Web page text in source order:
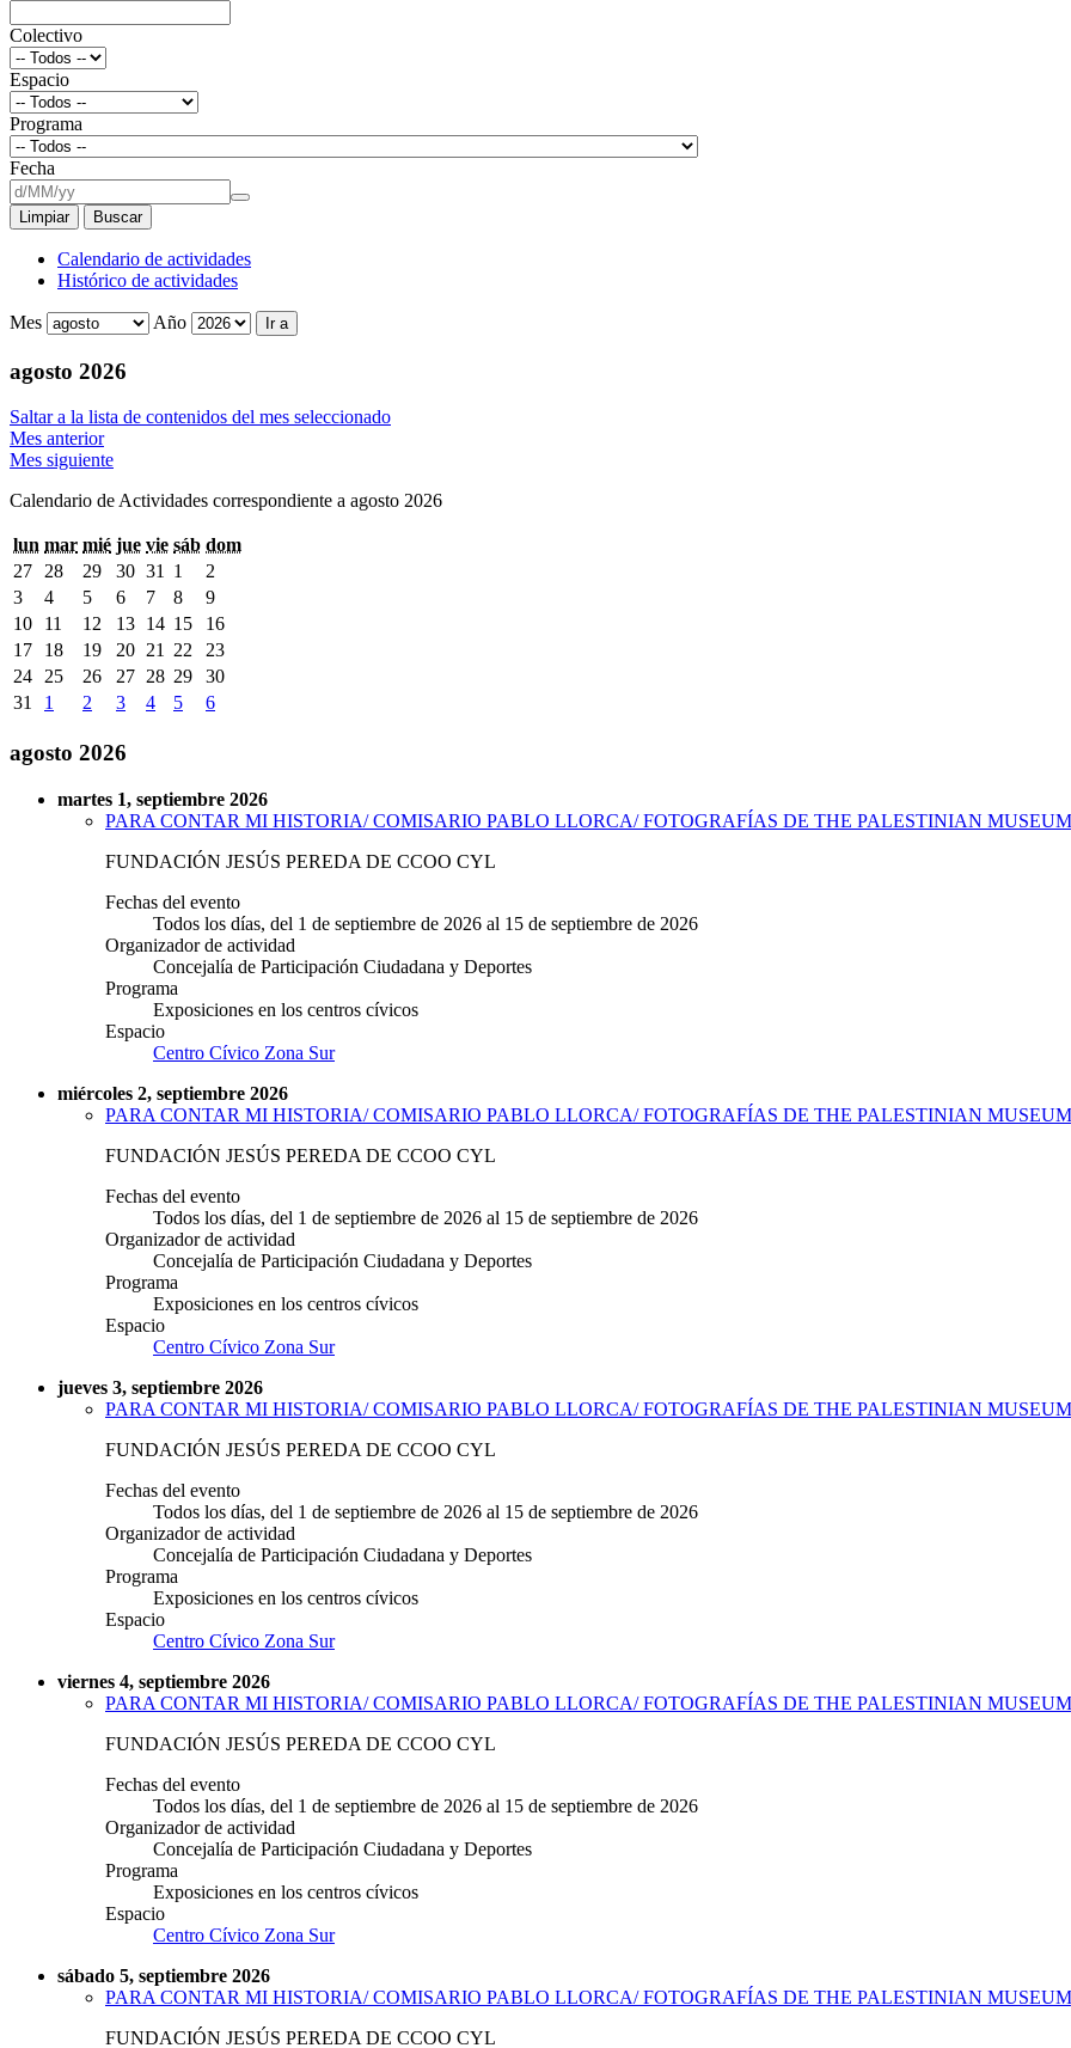
Colectivo
Espacio
Programa
Fecha
Limpiar Buscar
Calendario de actividades
Histórico de actividades
Mes Año Ir a
agosto 2026
Saltar a la lista de contenidos del mes seleccionado
Mes anterior
Mes siguiente
Calendario de Actividades correspondiente a agosto 2026
lun mar mié jue vie sáb dom
27
28 29 30 31 1
2
3
4 5 6 7 8
9
10
11 12 13 14 15
16
17
18 19 20 21 22
23
24
25 26 27 28 29
30
31
1 2 3 4 5 6
agosto 2026
martes 1, septiembre 2026
PARA CONTAR MI HISTORIA/ COMISARIO PABLO LLORCA/ FOTOGRAFÍAS DE THE PALESTINIAN
FUNDACIÓN JESÚS PEREDA DE CCOO CYL
Fechas del evento
Todos los días, del 1 de septiembre de 2026 al 15 de septiembre de 2026
Organizador de actividad
Concejalía de Participación Ciudadana y Deportes
Programa
Exposiciones en los centros cívicos
Espacio
Centro Cívico Zona Sur
miércoles 2, septiembre 2026
PARA CONTAR MI HISTORIA/ COMISARIO PABLO LLORCA/ FOTOGRAFÍAS DE THE PALESTINIAN
FUNDACIÓN JESÚS PEREDA DE CCOO CYL
Fechas del evento
Todos los días, del 1 de septiembre de 2026 al 15 de septiembre de 2026
Organizador de actividad
Concejalía de Participación Ciudadana y Deportes
Programa
Exposiciones en los centros cívicos
Espacio
Centro Cívico Zona Sur
jueves 3, septiembre 2026
PARA CONTAR MI HISTORIA/ COMISARIO PABLO LLORCA/ FOTOGRAFÍAS DE THE PALESTINIAN
FUNDACIÓN JESÚS PEREDA DE CCOO CYL
Fechas del evento
Todos los días, del 1 de septiembre de 2026 al 15 de septiembre de 2026
Organizador de actividad
Concejalía de Participación Ciudadana y Deportes
Programa
Exposiciones en los centros cívicos
Espacio
Centro Cívico Zona Sur
viernes 4, septiembre 2026
PARA CONTAR MI HISTORIA/ COMISARIO PABLO LLORCA/ FOTOGRAFÍAS DE THE PALESTINIAN
FUNDACIÓN JESÚS PEREDA DE CCOO CYL
Fechas del evento
Todos los días, del 1 de septiembre de 2026 al 15 de septiembre de 2026
Organizador de actividad
Concejalía de Participación Ciudadana y Deportes
Programa
Exposiciones en los centros cívicos
Espacio
Centro Cívico Zona Sur
sábado 5, septiembre 2026
PARA CONTAR MI HISTORIA/ COMISARIO PABLO LLORCA/ FOTOGRAFÍAS DE THE PALESTINIAN
FUNDACIÓN JESÚS PEREDA DE CCOO CYL